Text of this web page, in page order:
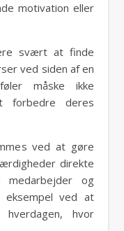
motivation eller
svært at finde
ved siden af en
måske ikke
forbedre deres
ved at gøre
direkte
medarbejder og
eksempel ved at
hvor